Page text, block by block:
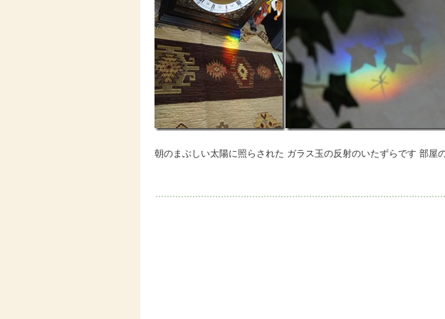
朝のまぶしい太陽に照らされた ガラス玉の反射のいたずらです 部屋